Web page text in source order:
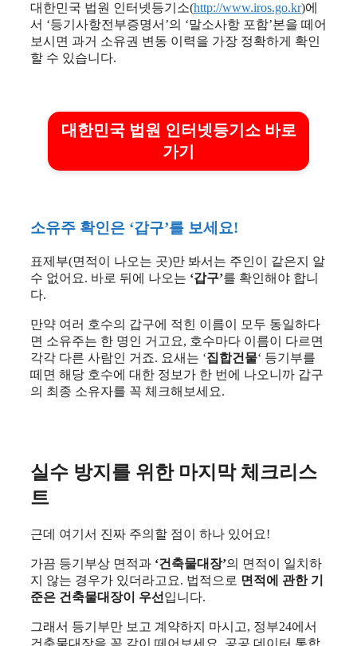
대한민국 법원 인터넷등기소(http://www.iros.go.kr)에
서 ‘등기사항전부증명서’의 ‘말소사항 포함’본을 떼어
보시면 과거 소유권 변동 이력을 가장 정확하게 확인
할 수 있습니다.
대한민국 법원 인터넷등기소 바로
가기
소유주 확인은 ‘갑구’를 보세요!
표제부(면적이 나오는 곳)만 봐서는 주인이 같은지 알
수 없어요. 바로 뒤에 나오는 ‘갑구’를 확인해야 합니
다.
만약 여러 호수의 갑구에 적힌 이름이 모두 동일하다
면 소유주는 한 명인 거고요, 호수마다 이름이 다르면
각각 다른 사람인 거죠. 요새는 ‘집합건물‘ 등기부를
떼면 해당 호수에 대한 정보가 한 번에 나오니까 갑구
의 최종 소유자를 꼭 체크해보세요.
실수 방지를 위한 마지막 체크리스
트
근데 여기서 진짜 주의할 점이 하나 있어요!
가끔 등기부상 면적과 ‘건축물대장’의 면적이 일치하
지 않는 경우가 있더라고요. 법적으로 면적에 관한 기
준은 건축물대장이 우선 입니다.
그래서 등기부만 보고 계약하지 마시고, 정부24에서
건축물대장을 꼭 같이 떼어보세요. 공공 데이터 통합